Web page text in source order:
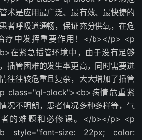
术是应用最广泛、最有效、最快捷的
者呼吸道通畅，保证充分供氧，在危
疗中发挥重要作用！</b></p> <p
在紧急插管环境中，由于没有足够
插管困难的发生率更高，同时需要进
往往较危重且复杂，大大增加了插管
class="ql-block"><b>病情危重紧
况不明朗，患者情况多种多样等，气
的难题和必修课。</b></p> <p
style="font-size: 22px; color: